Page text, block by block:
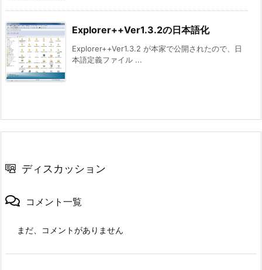
Explorer++Ver1.3.2の日本語化
Explorer++Ver1.3.2 が本家で公開されたので、日
本語定義ファイル ...
ディスカッション
コメント一覧
まだ、コメントがありません